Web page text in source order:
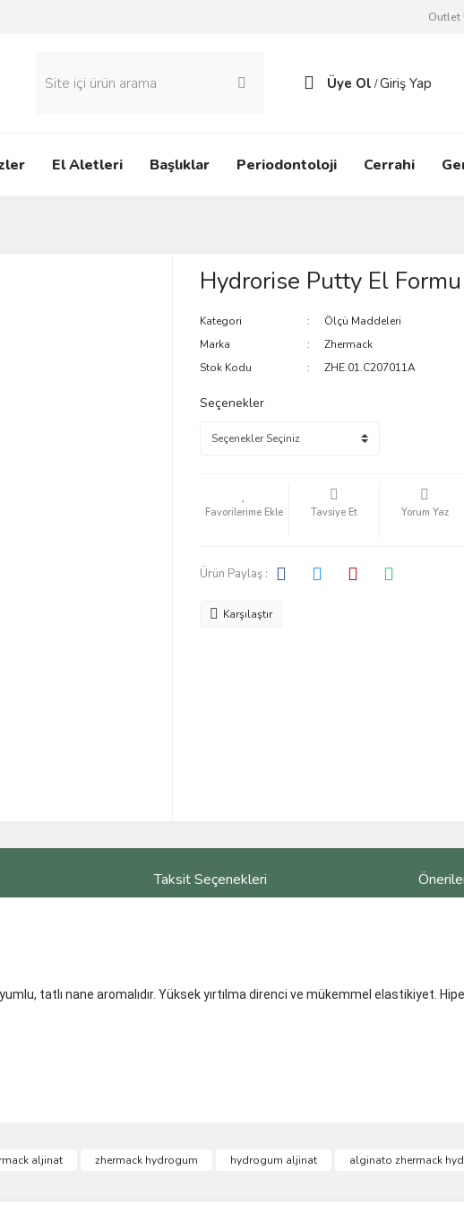
Outlet
Üye Ol /Giriş Yap
El Aletleri Başlıklar Periodontoloji Cerrahi
Hydrorise Putty El Formu
Kategori
Ölçü Maddeleri
Marka
Zhermack
Stok Kodu
ZHE.01.C207011A
Seçenekler
Tavsiye Et Yorum Yaz
Ürün Paylaş :
Karşılaştır
Taksit Seçenekleri
tatlı nane aromalıdır. Yüksek yırtılma direnci ve mükemmel elastikiyet.
Bu ürüne ilk yorumu siz yapın!
aljinat zhermack hydrogum hydrogum aljinat alginato zhermack